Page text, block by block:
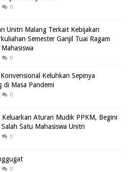
0
Unitri Malang Terkait Kebijakan
Semester Ganjil Tuai Ragam
0
Keluhkan Sepinya
di Masa Pandemi
0
Keluarkan Aturan Mudik PPKM, Begini
Satu Mahasiswa Unitri
0
0